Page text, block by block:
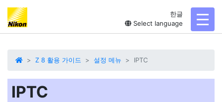
한글
Select language
Z 8 활용 가이드 설정 메뉴 IPTC
IPTC